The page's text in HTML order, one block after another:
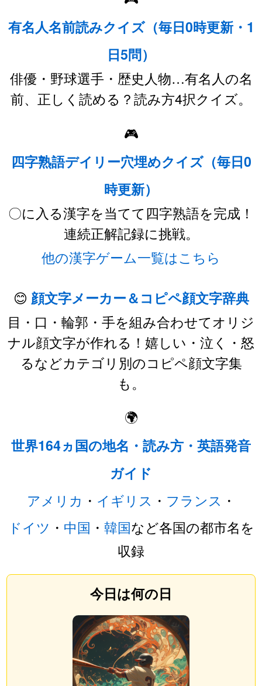
有名人名前読みクイズ（毎日0時更新・1
日5問）
俳優・野球選手・歴史人物…有名人の名
前、正しく読める？読み方4択クイズ。
🎮
四字熟語デイリー穴埋めクイズ（毎日0
時更新）
〇に入る漢字を当てて四字熟語を完成！
連続正解記録に挑戦。
他の漢字ゲーム一覧はこちら
😊 顔文字メーカー＆コピペ顔文字辞典
目・口・輪郭・手を組み合わせてオリジ
ナル顔文字が作れる！嬉しい・泣く・怒
るなどカテゴリ別のコピペ顔文字集
も。
🌍
世界164ヵ国の地名・読み方・英語発音
ガイド
アメリカ ・ イギリス ・ フランス ・
ドイツ ・ 中国 ・ 韓国など各国の都市名を
収録
今日は何の日